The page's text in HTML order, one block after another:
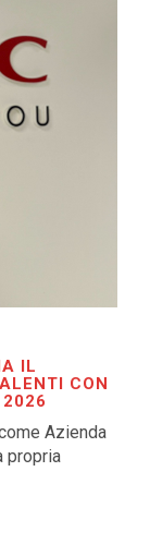
IL
CON
2026
Azienda
propria